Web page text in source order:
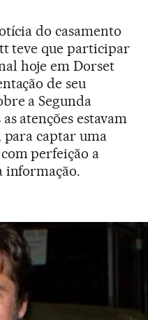
do casamento
teve que participar
hoje em Dorset
de seu
a Segunda
atenções estavam
para captar uma
perfeição a
informação.